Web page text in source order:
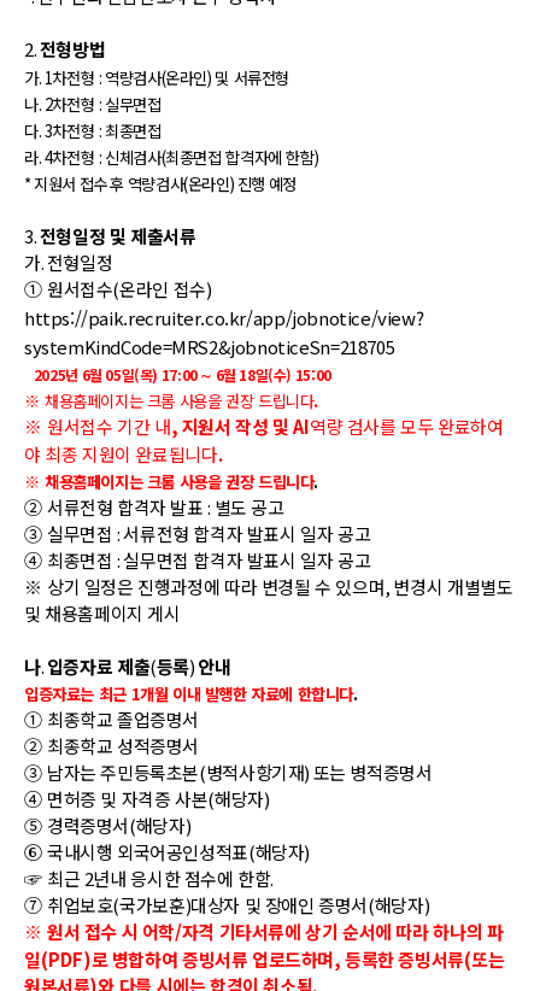
2.전형방법
가. 1차전형 : 역량검사(온라인) 및 서류전형
나. 2차전형 : 실무면접
다. 3차전형 :최종면접
라. 4차전형 : 신체검사(최종면접 합격자에 한함)
* 지원서 접수 후 역량검사(온라인) 진행 예정
3.전형일정 및 제출서류
가.전형일정
①원서접수(온라인 접수)
https://paik.recruiter.co.kr/app/jobnotice/view?
systemKindCode=MRS2&jobnoticeSn=218705
2025년 6월 05일(목) 17:00∼ 6월 18일(수) 15:00
※ 채용홈페이지는 크롬 사용을 권장 드립니다.
※ 원서접수 기간 내,지원서 작성 및AI역량 검사를 모두 완료하여
야 최종 지원이 완료됩니다.
※ 채용홈페이지는 크롬 사용을 권장 드립니다.
②서류전형 합격자 발표: 별도 공고
③ 실무면접:서류전형 합격자 발표시 일자 공고
④ 최종면접:실무면접 합격자 발표시 일자 공고
※ 상기 일정은 진행과정에 따라 변경될 수 있으며,변경시 개별별도
및 채용홈페이지 게시
나.입증자료 제출(등록)안내
입증자료는 최근 1개월 이내 발행한 자료에 한합니다.
① 최종학교 졸업증명서
② 최종학교 성적증명서
③ 남자는 주민등록초본(병적사항기재)또는 병적증명서
④ 면허증 및 자격증 사본(해당자)
⑤ 경력증명서(해당자)
⑥국내시행 외국어공인성적표(해당자)
☞ 최근 2년내 응시한 점수에 한함.
⑦ 취업보호(국가보훈)대상자 및 장애인 증명서(해당자)
※ 원서 접수 시 어학/자격 기타서류에 상기 순서에 따라 하나의 파
일(PDF)로 병합하여 증빙서류 업로드하며,등록한 증빙서류(또는